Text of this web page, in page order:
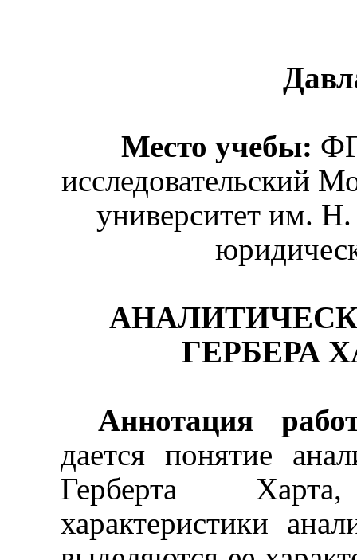
Место учебы:
исследовательский
университет им.
ГЕРБЕРА
Аннотация
дается понятие
Герберта
характеристики